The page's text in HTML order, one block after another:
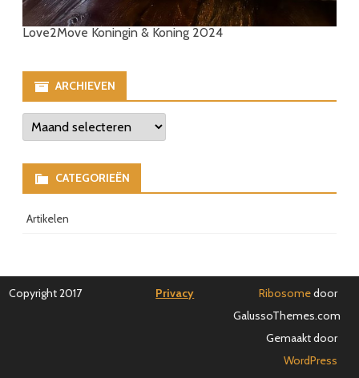
Love2Move Koningin & Koning 2024
ARCHIEVEN
Archieven
CATEGORIEËN
Artikelen
Copyright 2017 Privacy Ribosomedoor
GalussoThemes.com
Gemaakt door
WordPress